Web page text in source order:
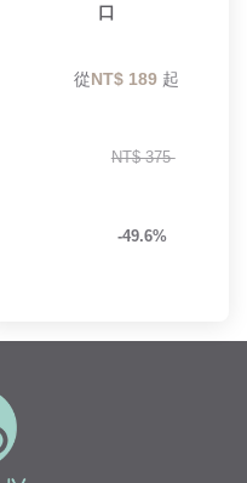
口
        從
NT$ 189 起
NT$ 375
-49.6%